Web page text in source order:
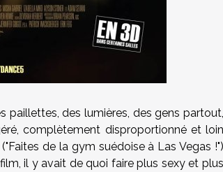
paillettes, des lumières, des gens partout,
complètement disproportionné et loin
de la gym suédoise à Las Vegas !")
il y avait de quoi faire plus sexy et plus